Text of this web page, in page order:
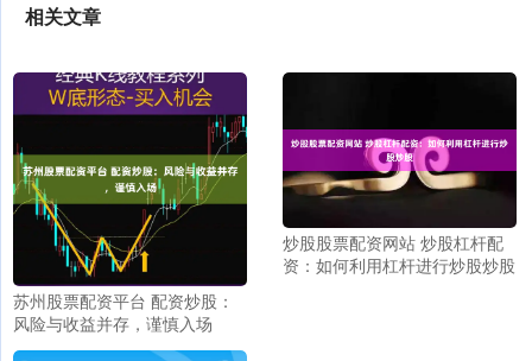
相关文章
苏州股票配资平台 配资炒股：
风险与收益并存，谨慎入场
炒股股票配资网站 炒股杠杆配
资：如何利用杠杆进行炒股炒股